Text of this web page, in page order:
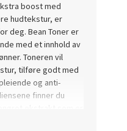
boost med
hudtekstur, er
deg. Bean Toner er
med et innhold av
Toneren vil
tilføre godt med
og anti-
finner du
ny glød, samt rikelig